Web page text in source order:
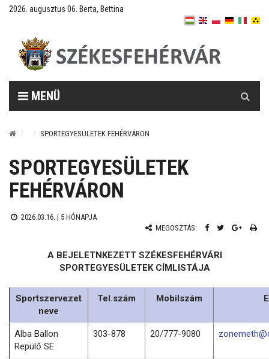
2026. augusztus 06. Berta, Bettina
MENÜ
SPORTEGYESÜLETEK FEHÉRVÁRON
SPORTEGYESÜLETEK
FEHÉRVÁRON
2026.03.16. | 5 HÓNAPJA
MEGOSZTÁS:
A BEJELETNKEZETT SZÉKESFEHÉRVÁRI
SPORTEGYESÜLETEK CÍMLISTÁJA
Sportszervezet
neve
Tel.szám Mobilszám
Alba Ballon
Repülő SE
303-878 20/777-9080